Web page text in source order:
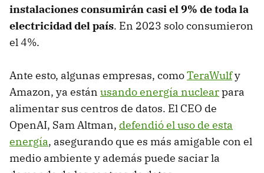
instalaciones consumirán casi el 9% de toda la
electricidad del país. En 2023 solo consumieron
el 4%.
Ante esto, algunas empresas, comoTeraWulfy
Amazon, ya están usando energía nuclearpara
alimentar sus centros de datos. El CEO de
OpenAI, Sam Altman, defendió el uso de esta
energía, asegurando que es más amigable con el
medio ambiente y además puede saciar la